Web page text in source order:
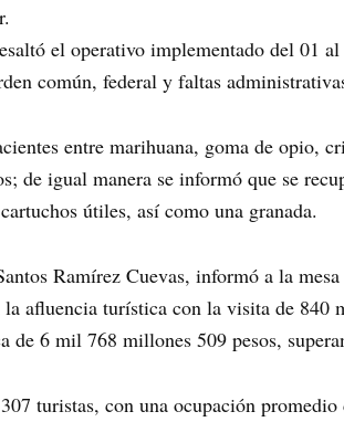
el operativo implementado del 01
común, federal y faltas
entre marihuana, goma de opio,
de igual manera se informó que se
útiles, así como una granada.
Ramírez Cuevas, informó a la
afluencia turística con la visita de 840
6 mil 768 millones 509 pesos,
turistas, con una ocupación